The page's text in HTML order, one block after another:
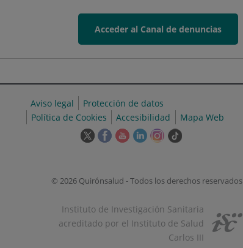
Acceder al Canal de denuncias
Aviso legal
Protección de datos
Política de Cookies
Accesibilidad Mapa Web
Este
en
ventana
nueva.
Este
en
ventana
nueva.
Este
en
ventana
nueva.
Este
en
ventana
nueva.
Este
en
ventana
nueva.
Enlace
externa.
© 2026 Quirónsalud - Todos los derechos reservados
Instituto de Investigación Sanitaria
acreditado por el Instituto de Salud
Carlos III